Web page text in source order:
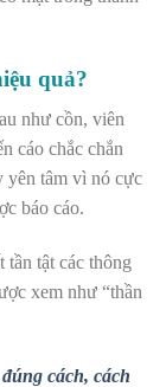
quả?
như cồn, viên
cáo chắc chắn
yên tâm vì nó cực
báo cáo.
tần tật các thông
xem như “thần
cách, cách